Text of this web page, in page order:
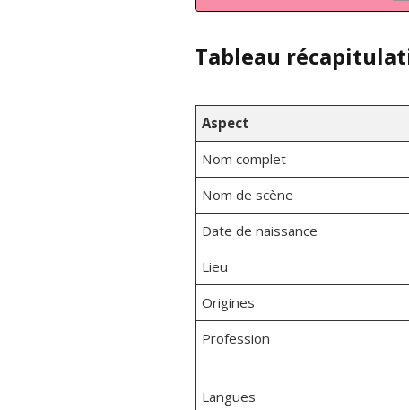
Tableau
Aspect
Nom complet
Nom de scène
Date de naissance
Lieu
Origines
Profession
Langues